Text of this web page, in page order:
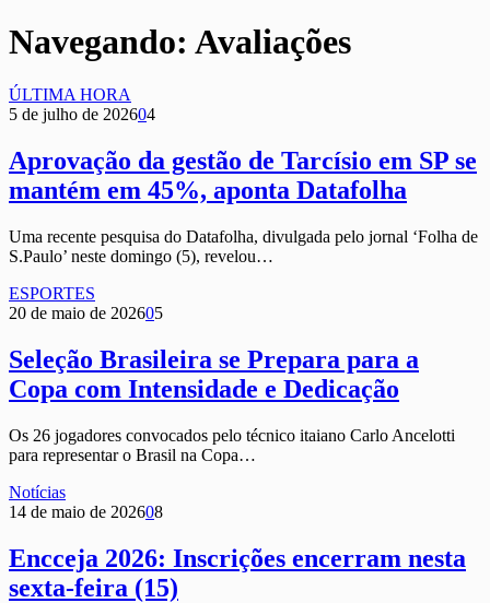
Navegando: Avaliações
ÚLTIMA HORA
5 de julho de 202604
Aprovação da gestão de Tarcísio em SP se
mantém em 45%, aponta Datafolha
Uma recente pesquisa do Datafolha, divulgada pelo jornal ‘Folha de
S.Paulo’ neste domingo (5), revelou…
ESPORTES
20 de maio de 202605
Seleção Brasileira se Prepara para a
Copa com Intensidade e Dedicação
Os 26 jogadores convocados pelo técnico itaiano Carlo Ancelotti
para representar o Brasil na Copa…
Notícias
14 de maio de 202608
Encceja 2026: Inscrições encerram nesta
sexta-feira (15)